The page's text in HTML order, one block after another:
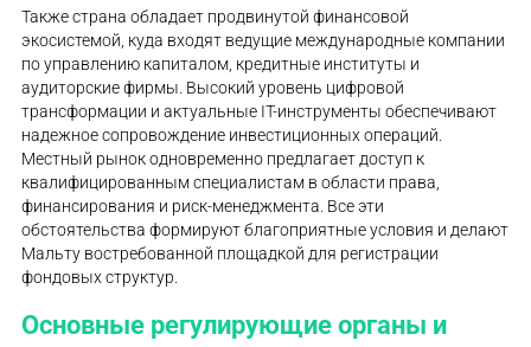
Также страна обладает продвинутой финансовой
экосистемой, куда входят ведущие международные компании
по управлению капиталом, кредитные институты и
аудиторские фирмы. Высокий уровень цифровой
трансформации и актуальные IT-инструменты обеспечивают
надежное сопровождение инвестиционных операций.
Местный рынок одновременно предлагает доступ к
квалифицированным специалистам в области права,
финансирования и риск-менеджмента. Все эти
обстоятельства формируют благоприятные условия и делают
Мальту востребованной площадкой для регистрации
фондовых структур.
Основные регулирующие органы и